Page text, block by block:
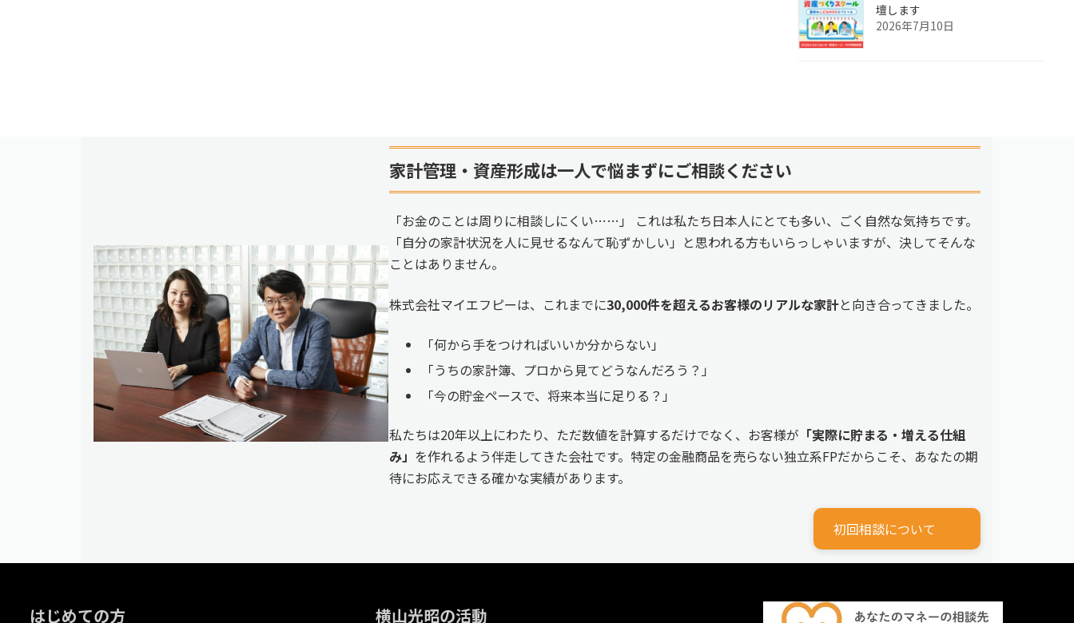
壇します
2026年7月10日
家計管理・資産形成は一人で悩まずにご相談ください
「お金のことは周りに相談しにくい……」 これは私たち日本人にとても多い、ごく自然な気持ちです。
「自分の家計状況を人に見せるなんて恥ずかしい」と思われる方もいらっしゃいますが、決してそんな
ことはありません。
株式会社マイエフピーは、これまでに30,000件を超えるお客様のリアルな家計と向き合ってきました。
「何から手をつければいいか分からない」
「うちの家計簿、プロから見てどうなんだろう？」
「今の貯金ペースで、将来本当に足りる？」
私たちは20年以上にわたり、ただ数値を計算するだけでなく、お客様が 「実際に貯まる・増える仕組
み」 を作れるよう伴走してきた会社です。特定の金融商品を売らない独立系FPだからこそ、あなたの期
待にお応えできる確かな実績があります。
初回相談について
はじめての方 横山光昭の活動